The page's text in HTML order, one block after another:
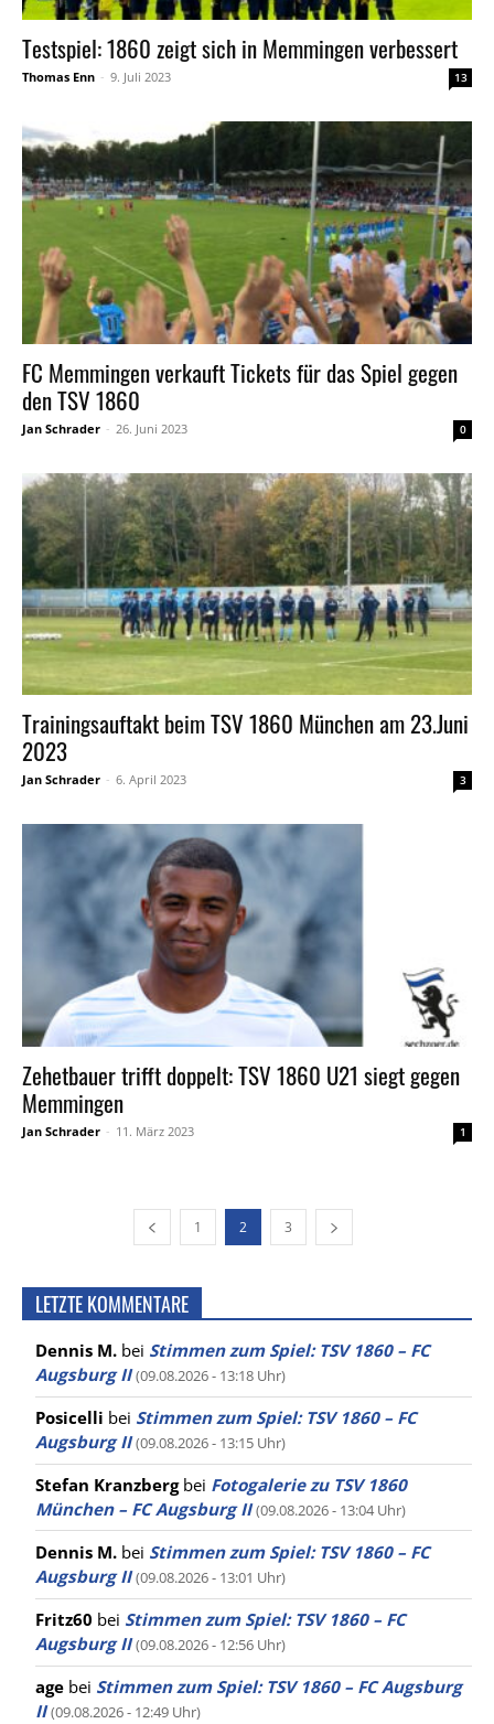
Testspiel: 1860 zeigt sich in Memmingen verbessert
Thomas Enn - 9. Juli 2023 13
FC Memmingen verkauft Tickets für das Spiel gegen
den TSV 1860
Jan Schrader - 26. Juni 2023 0
Trainingsauftakt beim TSV 1860 München am 23.Juni
2023
Jan Schrader - 6. April 2023 3
Zehetbauer trifft doppelt: TSV 1860 U21 siegt gegen
Memmingen
Jan Schrader - 11. März 2023 1
1 2 3
LETZTE KOMMENTARE
Dennis M. bei Stimmen zum Spiel: TSV 1860 – FC
Augsburg II (09.08.2026 - 13:18 Uhr)
Posicelli bei Stimmen zum Spiel: TSV 1860 – FC
Augsburg II (09.08.2026 - 13:15 Uhr)
Stefan Kranzbergbei Fotogalerie zu TSV 1860
München – FC Augsburg II (09.08.2026 - 13:04 Uhr)
Dennis M. bei Stimmen zum Spiel: TSV 1860 – FC
Augsburg II (09.08.2026 - 13:01 Uhr)
Fritz60 bei Stimmen zum Spiel: TSV 1860 – FC
Augsburg II (09.08.2026 - 12:56 Uhr)
age bei Stimmen zum Spiel: TSV 1860 – FC Augsburg
II (09.08.2026 - 12:49 Uhr)